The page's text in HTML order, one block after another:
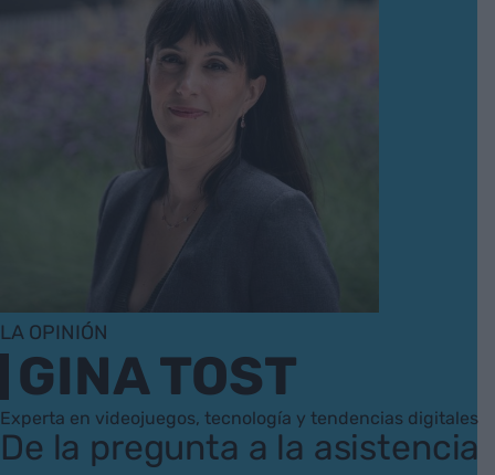
LA OPINIÓN
GINA TOST
Experta en videojuegos, tecnología y tendencias digitales
De la pregunta a la asistencia